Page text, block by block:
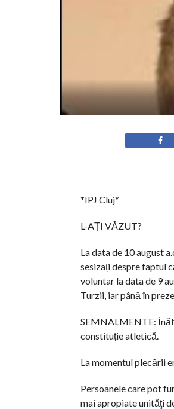
*IPJ Cluj*
L-AȚI VĂZUT?
La data de 10 august
sesizați despre faptul
voluntar la data de 9
Turzii, iar până în
SEMNALMENTE:
constituție atletică.
La momentul plecării
Persoanele care pot
mai apropiate unităţi